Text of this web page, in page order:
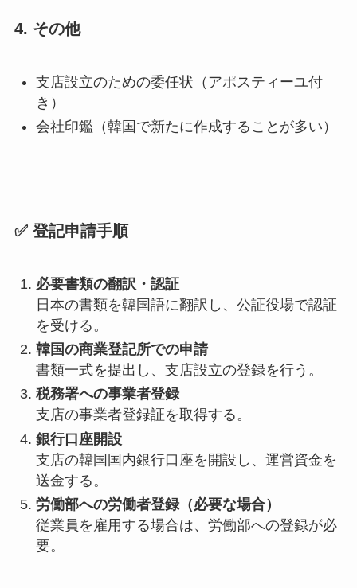
4. その他
支店設立のための委任状（アポスティーユ付
き）
会社印鑑（韓国で新たに作成することが多い）
✅ 登記申請手順
必要書類の翻訳・認証
日本の書類を韓国語に翻訳し、公証役場で認証
を受ける。
韓国の商業登記所での申請
書類一式を提出し、支店設立の登録を行う。
税務署への事業者登録
支店の事業者登録証を取得する。
銀行口座開設
支店の韓国国内銀行口座を開設し、運営資金を
送金する。
労働部への労働者登録（必要な場合）
従業員を雇用する場合は、労働部への登録が必
要。